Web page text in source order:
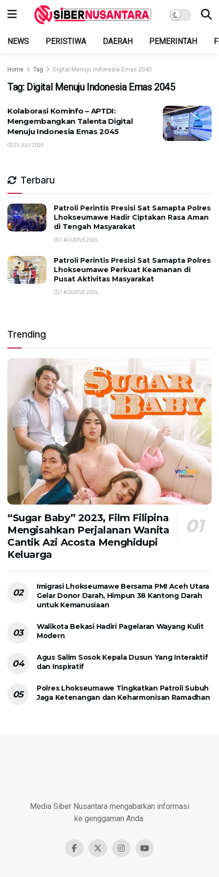
NEWS PERISTIWA DAERAH PEMERINTAH
Home Tag Digital Menuju Indonesia Emas 2045
Tag: Digital Menuju Indonesia Emas 2045
Kolaborasi Kominfo – APTDI:
Mengembangkan Talenta Digital
Menuju Indonesia Emas 2045
23 JULI 2024
Terbaru
Patroli Perintis Presisi Sat Samapta Polres
Lhokseumawe Hadir Ciptakan Rasa Aman
di Tengah Masyarakat
7 AGUSTUS 2026
Patroli Perintis Presisi Sat Samapta Polres
Lhokseumawe Perkuat Keamanan di
Pusat Aktivitas Masyarakat
7 AGUSTUS 2026
Trending
“Sugar Baby” 2023, Film Filipina
Mengisahkan Perjalanan Wanita
Cantik Azi Acosta Menghidupi
Keluarga
Imigrasi Lhokseumawe Bersama PMI Aceh Utara
Gelar Donor Darah, Himpun 38 Kantong Darah
untuk Kemanusiaan
Walikota Bekasi Hadiri Pagelaran Wayang Kulit
Modern
Agus Salim Sosok Kepala Dusun Yang Interaktif
dan Inspiratif
Polres Lhokseumawe Tingkatkan Patroli Subuh
Jaga Ketenangan dan Keharmonisan Ramadhan
Media Siber Nusantara mengabarkan informasi
ke genggaman Anda.